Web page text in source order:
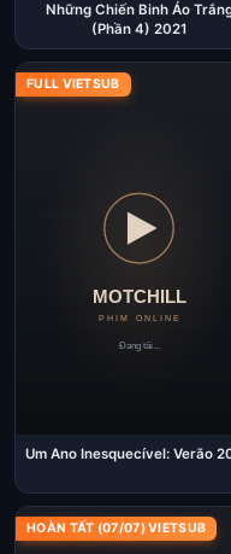
Những Chiến Binh Áo
(Phần 4) 2021
FULL VIETSUB
Um Ano Inesquecível: Verão
HOÀN TẤT (07/07) VIETSUB